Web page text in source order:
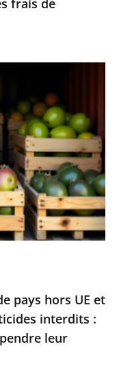
pays hors UE et
interdits :
leur